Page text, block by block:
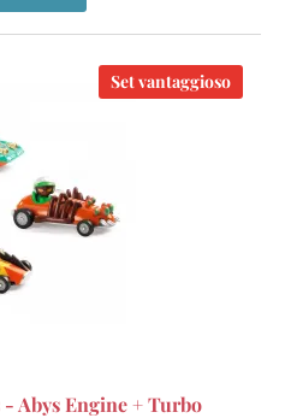
Set vantaggioso
Abys Engine + Turbo